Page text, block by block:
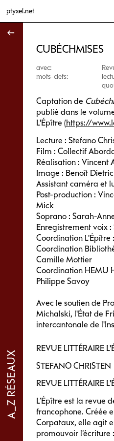
ptyxel.net
A_Z RÉSEAUX
↑
CUBÉCHMISES
avec:
mots-clefs:
Captation de
publié dans le
L'Épître (https://
Lecture : Stefano
Film : Collectif
Réalisation : Vincent
Image : Benoît
Assistant caméra et
Post-production :
Mick
Soprano : Sarah-
Enregistrement voix :
Coordination
Coordination
Camille Mottier
Coordination HEMU
Philippe Savoy
Avec le soutien de
Michalski, l'État de
intercantonale de
REVUE LITTÉRAIRE
STEFANO CHRISTEN
REVUE LITTÉRAIRE
L’Épître est la revue
francophone. Créée
Corpataux, elle agit
promouvoir